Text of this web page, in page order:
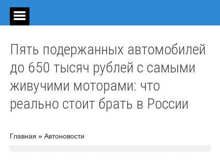
Пять подержанных автомобилей
до 650 тысяч рублей с самыми
живучими моторами: что
реально стоит брать в России
Главная » Автоновости